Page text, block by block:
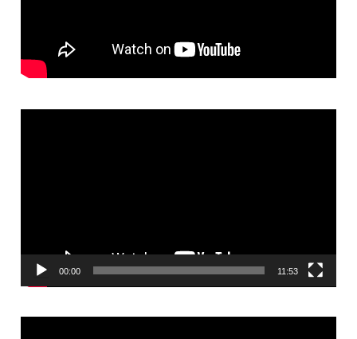
00:00 11:53